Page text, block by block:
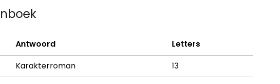
Antwoord Letters
Karakterroman 13